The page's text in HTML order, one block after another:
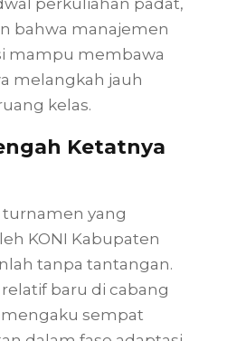
bahwa manajemen
mampu membawa
melangkah jauh
kelas.
Ketatnya
turnamen yang
KONI Kabupaten
tanpa tantangan.
baru di cabang
mengaku sempat